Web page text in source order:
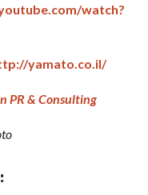
watch?
yamato.co.il/
PR & Consulting